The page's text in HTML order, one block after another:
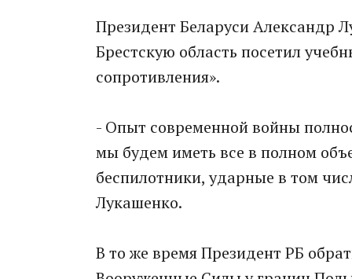
Президент Беларуси Александр
Брестскую область посетил
сопротивления».
- Опыт современной войны
мы будем иметь все в полном
беспилотники, ударные в том
Лукашенко.
В то же время Президент РБ